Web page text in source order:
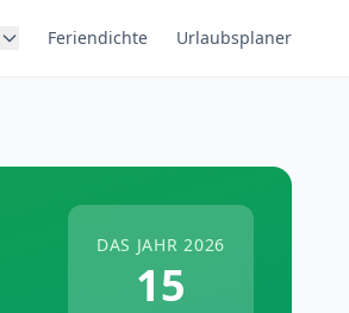
Feriendichte Urlaubsplaner
DAS JAHR 2026
15